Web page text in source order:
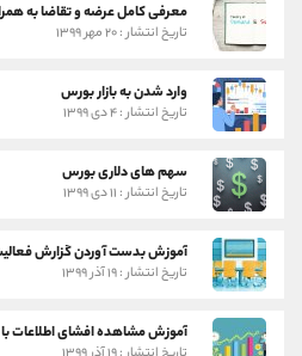
معرفی کامل عرضه و تقاضا به
تاریخ انتشار : ۲۰ مهر ۱۳۹۹
وارد شدن به بازار بورس
تاریخ انتشار : ۴ دی ۱۳۹۹
سهم های دلاری بورس
تاریخ انتشار : ۱۱ دی ۱۳۹۹
آموزش بدست آوردن گزارش
تاریخ انتشار : ۱۹ آذر ۱۳۹۹
آموزش مشاهده افشای اطلاعات